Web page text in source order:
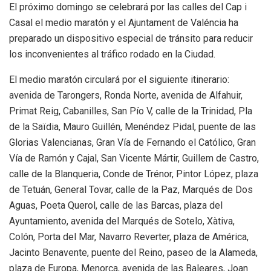
El próximo domingo se celebrará por las calles del Cap i
Casal el medio maratón y el Ajuntament de Valéncia ha
preparado un dispositivo especial de tránsito para reducir
los inconvenientes al tráfico rodado en la Ciudad.
El medio maratón circulará por el siguiente itinerario:
avenida de Tarongers, Ronda Norte, avenida de Alfahuir,
Primat Reig, Cabanilles, San Pío V, calle de la Trinidad, Pla
de la Saïdia, Mauro Guillén, Menéndez Pidal, puente de las
Glorias Valencianas, Gran Vía de Fernando el Católico, Gran
Vía de Ramón y Cajal, San Vicente Mártir, Guillem de Castro,
calle de la Blanqueria, Conde de Trénor, Pintor López, plaza
de Tetuán, General Tovar, calle de la Paz, Marqués de Dos
Aguas, Poeta Querol, calle de las Barcas, plaza del
Ayuntamiento, avenida del Marqués de Sotelo, Xàtiva,
Colón, Porta del Mar, Navarro Reverter, plaza de América,
Jacinto Benavente, puente del Reino, paseo de la Alameda,
plaza de Europa, Menorca, avenida de las Baleares, Joan